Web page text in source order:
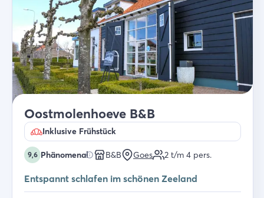
Oostmolenhoeve B&B
Inklusive Frühstück
9,6 Phänomenal B&B Goes 2 t/m 4 pers.
Entspannt schlafen im schönen Zeeland